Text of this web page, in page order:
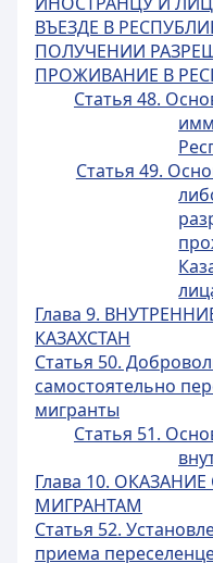
ВЪЕЗДЕ В
ПОЛУЧЕНИИ
ПРОЖИВАНИЕ В
Статья 48.
Статья 49.
Глава 9.
КАЗАХСТАН
Статья 50.
самостоятельно
мигранты
Статья 51.
Глава 10.
МИГРАНТАМ
Статья 52.
приема